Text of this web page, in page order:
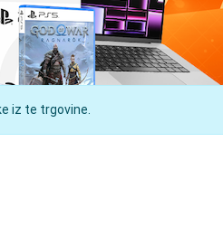
iz te trgovine.